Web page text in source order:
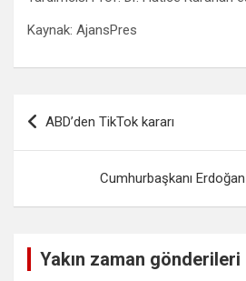
Kaynak: AjansPres
Yazı
gezinmesi
ABD’den TikTok kararı
Cumhurbaşkanı
Yakın zaman gönderileri